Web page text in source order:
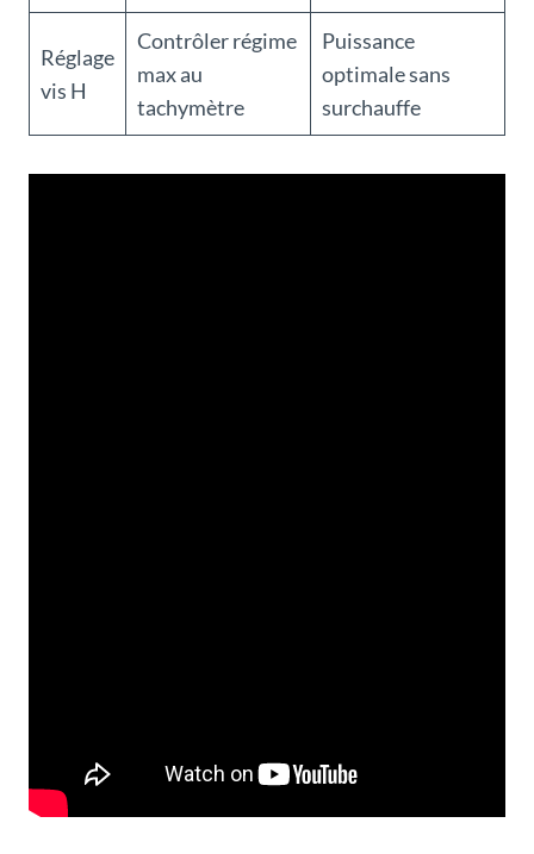
Réglage
vis H
Contrôler régime
max au
tachymètre
Puissance
optimale sans
surchauffe